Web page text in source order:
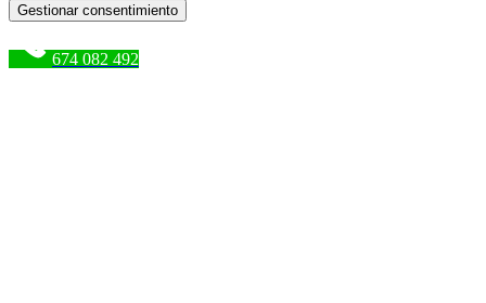
Gestionar consentimiento
674 082 492